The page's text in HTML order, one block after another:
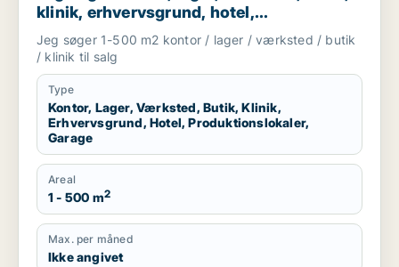
klinik, erhvervsgrund, hotel,
produktionslokaler eller garage til salg i
Silkeborg
Jeg søger 1-500 m2 kontor / lager / værksted / butik
/ klinik til salg
Type
Kontor, Lager, Værksted, Butik, Klinik,
Erhvervsgrund, Hotel, Produktionslokaler,
Garage
Areal
1 - 500 m2
Max. per måned
Ikke angivet